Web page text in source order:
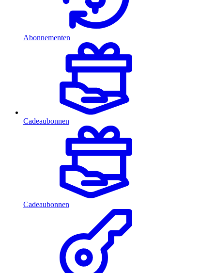
Abonnementen
Cadeaubonnen
Cadeaubonnen